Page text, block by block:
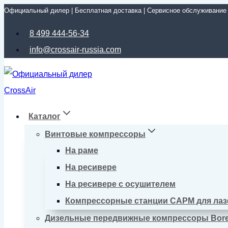
Перейти
Официальный дилер | Бесплатная доставка | Сервисное обслуживание
8 499 444-56-34
info@crossair-russia.com
Каталог
Винтовые компрессоры
На раме
На ресивере
На ресивере с осушителем
Компрессорные станции CAPM для
Дизельные передвижные компрессоры